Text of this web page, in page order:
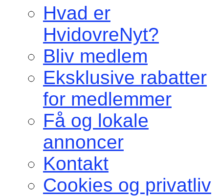
Hvad er
HvidovreNyt?
Bliv medlem
Eksklusive rabatter
for medlemmer
Få og lokale
annoncer
Kontakt
Cookies og privatliv